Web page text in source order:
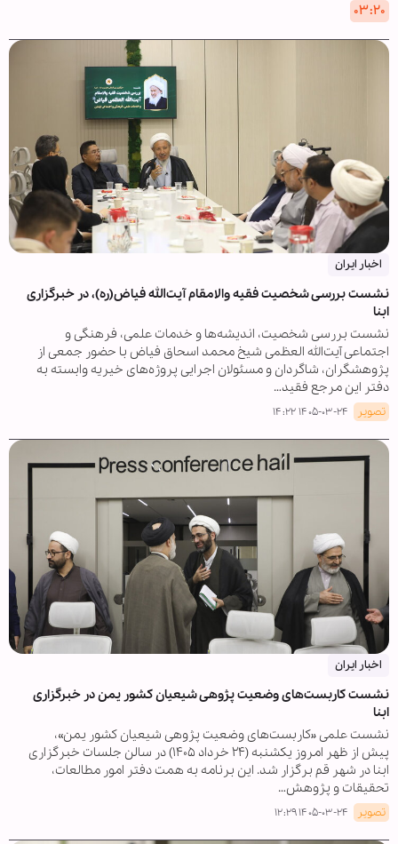
۰۳:۲۰
اخبار ایران
نشست بررسی شخصیت فقیه والامقام آیت‌الله فیاض(ره)، در خبرگزاری
ابنا
نشست بررسی شخصیت، اندیشه‌ها و خدمات علمی، فرهنگی و
اجتماعی آیت‌الله العظمی شیخ محمد اسحاق فیاض با حضور جمعی از
پژوهشگران، شاگردان و مسئولان اجرایی پروژه‌های خیریه وابسته به
دفتر این مرجع فقید…
تصویر ۱۴۰۵-۰۳-۲۴ ۱۴:۲۲
اخبار ایران
نشست کاربست‌های وضعیت پژوهی شیعیان کشور یمن در خبرگزاری
ابنا
نشست علمی «کاربست‌های وضعیت پژوهی شیعیان کشور یمن»،
پیش از ظهر امروز یکشنبه (۲۴ خرداد ۱۴۰۵) در سالن جلسات خبرگزاری
ابنا در شهر قم برگزار شد. این برنامه به همت دفتر امور مطالعات،
تحقیقات و پژوهش…
تصویر ۱۴۰۵-۰۳-۲۴ ۱۲:۲۹